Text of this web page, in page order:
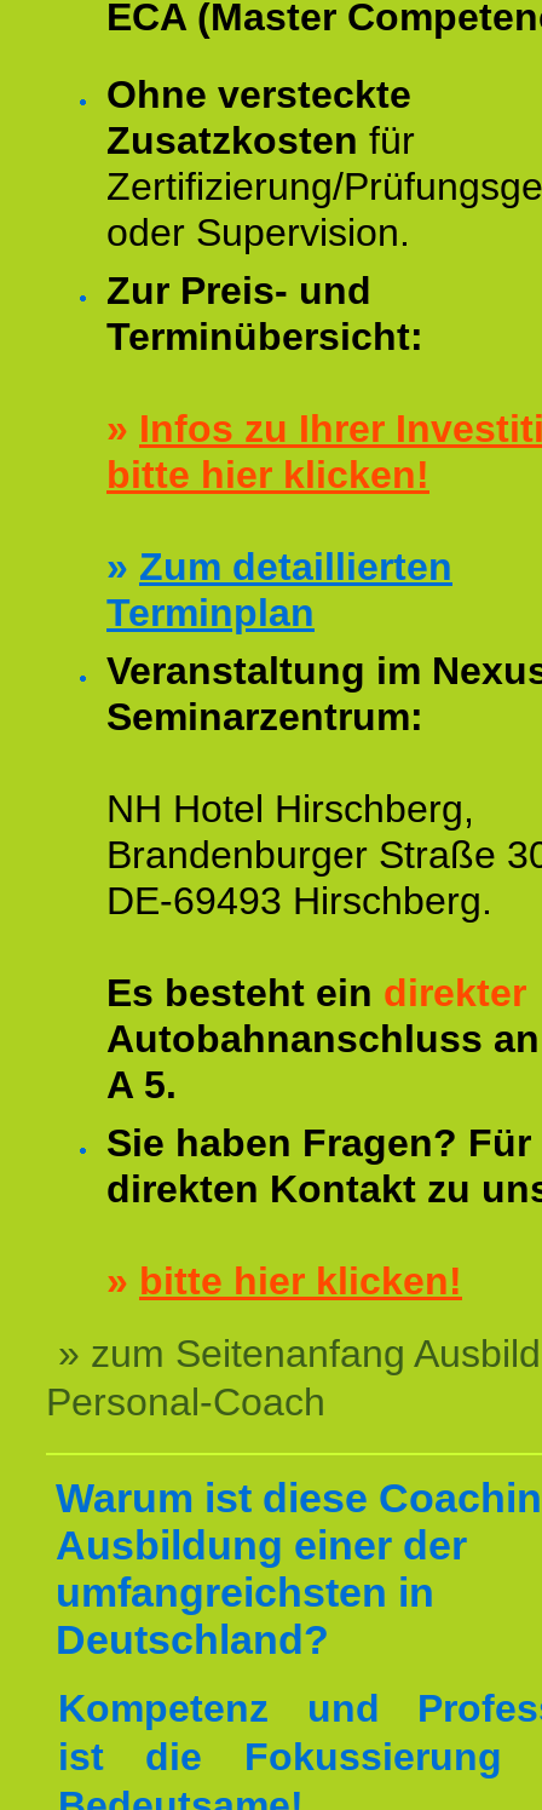
ECA (Master
Ohne versteckte
Zusatzkosten für
Zertifizierung/
oder Supervision.
Zur Preis- und
Terminübersicht:
» Infos zu Ihrer
bitte hier klicken!
» Zum detaillierten
Terminplan
Veranstaltung im
Seminarzentrum:
NH Hotel Hirschberg,
Brandenburger Straße
DE-69493 Hirschberg.
Es besteht ein direkter
Autobahnanschluss
A 5.
Sie haben Fragen?
direkten Kontakt zu
» bitte hier klicken!
» zum Seitenanfang
Personal-Coach
Warum ist diese
Ausbildung einer der
umfangreichsten in
Deutschland?
Kompetenz und
ist die Fokussierung